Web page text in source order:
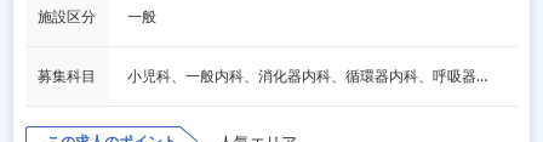
施設区分 一般
募集科目 小児科、一般内科、消化器内科、循環器内科、呼吸器内科、血液内科、脳神経内科、内分泌内科、老人内科、その他